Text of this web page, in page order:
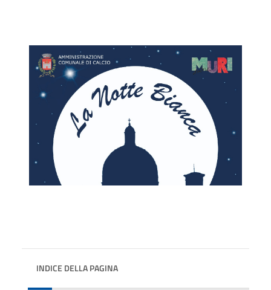
INDICE DELLA PAGINA